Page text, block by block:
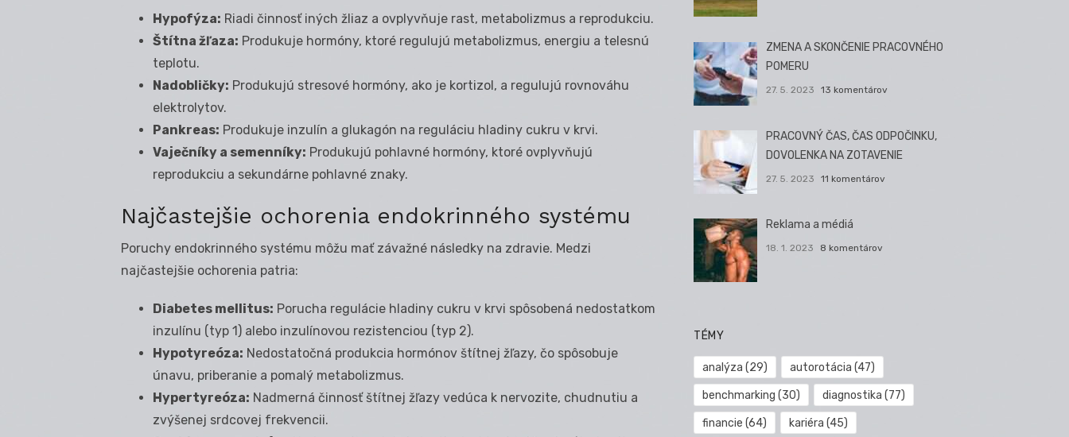
Hypofýza: Riadi činnosť iných žliaz a ovplyvňuje rast, metabolizmus a reprodukciu.
Štítna žľaza: Produkuje hormóny, ktoré regulujú metabolizmus, energiu a telesnú
teplotu.
Nadobličky: Produkujú stresové hormóny, ako je kortizol, a regulujú rovnováhu
elektrolytov.
Pankreas: Produkuje inzulín a glukagón na reguláciu hladiny cukru v krvi.
Vaječníky a semenníky: Produkujú pohlavné hormóny, ktoré ovplyvňujú
reprodukciu a sekundárne pohlavné znaky.
Najčastejšie ochorenia endokrinného systému
Poruchy endokrinného systému môžu mať závažné následky na zdravie. Medzi
najčastejšie ochorenia patria:
Diabetes mellitus: Porucha regulácie hladiny cukru v krvi spôsobená nedostatkom
inzulínu (typ 1) alebo inzulínovou rezistenciou (typ 2).
Hypotyreóza: Nedostatočná produkcia hormónov štítnej žľazy, čo spôsobuje
únavu, priberanie a pomalý metabolizmus.
Hypertyreóza: Nadmerná činnosť štítnej žľazy vedúca k nervozite, chudnutiu a
zvýšenej srdcovej frekvencii.
ZMENA A SKONČENIE PRACOVNÉHO
POMERU
27. 5. 2023 13 komentárov
PRACOVNÝ ČAS, ČAS ODPOČINKU,
DOVOLENKA NA ZOTAVENIE
27. 5. 2023 11 komentárov
Reklama a médiá
18. 1. 2023 8 komentárov
TÉMY
analýza (29) autorotácia (47)
benchmarking (30) diagnostika (77)
financie (64) kariéra (45)